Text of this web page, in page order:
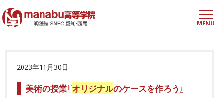
MENU
2023年11月30日
美術の授業『オリジナルのケースを作ろう』